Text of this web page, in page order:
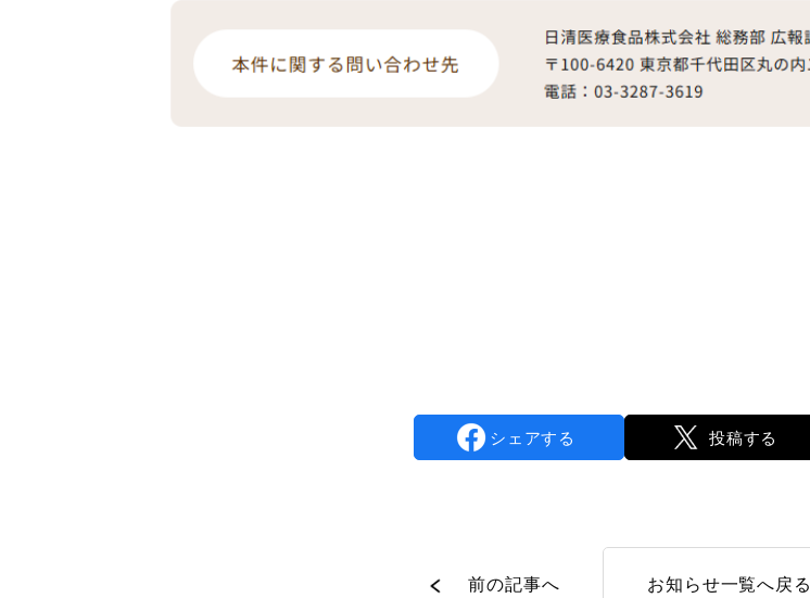
シェアする 投稿する
前の記事へ お知らせ一覧へ戻る